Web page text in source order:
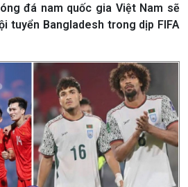
đá nam quốc gia Việt Nam sẽ
tuyển Bangladesh trong dịp FIFA